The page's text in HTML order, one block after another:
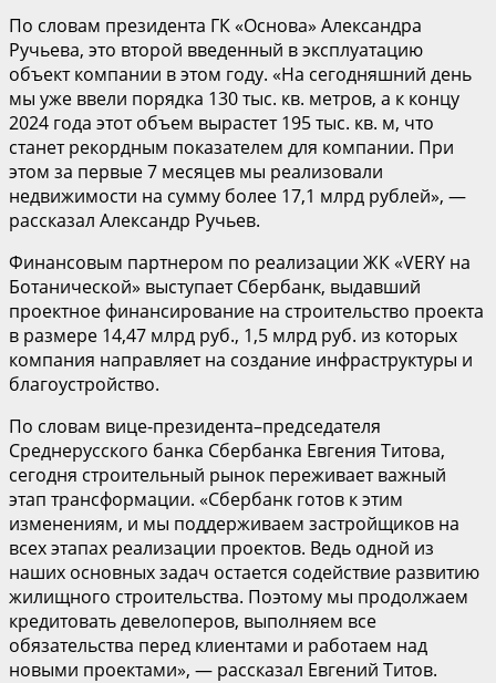
По словам президента ГК «Основа» Александра
Ручьева, это второй введенный в эксплуатацию
объект компании в этом году. «На сегодняшний день
мы уже ввели порядка 130 тыс. кв. метров, а к концу
2024 года этот объем вырастет 195 тыс. кв. м, что
станет рекордным показателем для компании. При
этом за первые 7 месяцев мы реализовали
недвижимости на сумму более 17,1 млрд рублей», —
рассказал Александр Ручьев.
Финансовым партнером по реализации ЖК «VERY на
Ботанической» выступает Сбербанк, выдавший
проектное финансирование на строительство проекта
в размере 14,47 млрд руб., 1,5 млрд руб. из которых
компания направляет на создание инфраструктуры и
благоустройство.
По словам вице-президента–председателя
Среднерусского банка Сбербанка Евгения Титова,
сегодня строительный рынок переживает важный
этап трансформации. «Сбербанк готов к этим
изменениям, и мы поддерживаем застройщиков на
всех этапах реализации проектов. Ведь одной из
наших основных задач остается содействие развитию
жилищного строительства. Поэтому мы продолжаем
кредитовать девелоперов, выполняем все
обязательства перед клиентами и работаем над
новыми проектами», — рассказал Евгений Титов.